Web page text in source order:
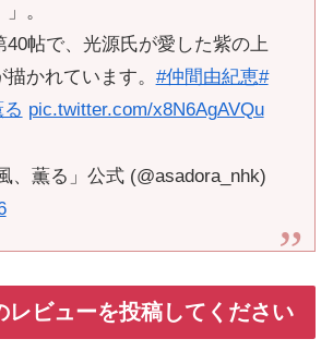
。
40帖で、光源氏が愛した紫の上
かれています。 #仲間由紀恵#
pic.twitter.com/x8N6AgAVQu
、薫る」公式 (@asadora_nhk)
レビューを投稿してください